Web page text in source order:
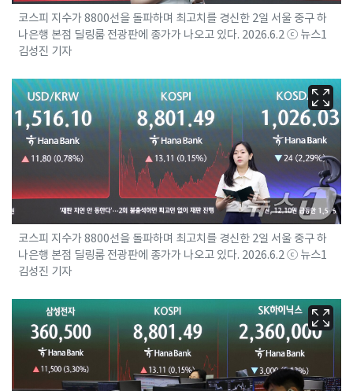
코스피 지수가 8800선을 돌파하며 최고치를 경신한 2일 서울 중구 하
나은행 본점 딜링룸 전광판에 종가가 나오고 있다. 2026.6.2 ⓒ 뉴스1
김성진 기자
코스피 지수가 8800선을 돌파하며 최고치를 경신한 2일 서울 중구 하
나은행 본점 딜링룸 전광판에 종가가 나오고 있다. 2026.6.2 ⓒ 뉴스1
김성진 기자